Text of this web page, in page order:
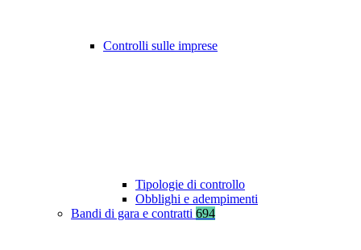
Controlli sulle imprese
Tipologie di controllo
Obblighi e adempimenti
Bandi di gara e contratti 694